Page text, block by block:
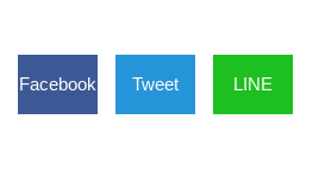
Facebook Tweet LINE